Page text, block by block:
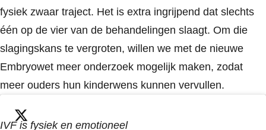
fysiek zwaar traject. Het is extra ingrijpend dat slechts
één op de vier van de behandelingen slaagt. Om die
slagingskans te vergroten, willen we met de nieuwe
Embryowet meer onderzoek mogelijk maken, zodat
meer ouders hun kinderwens kunnen vervullen.
IVF is fysiek en emotioneel